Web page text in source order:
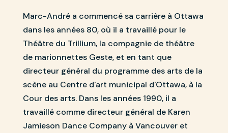
Marc-André a commencé sa carrière à Ottawa
dans les années 80, où il a travaillé pour le
Théâtre du Trillium, la compagnie de théâtre
de marionnettes Geste, et en tant que
directeur général du programme des arts de la
scène au Centre d'art municipal d'Ottawa, à la
Cour des arts. Dans les années 1990, il a
travaillé comme directeur général de Karen
Jamieson Dance Company à Vancouver et